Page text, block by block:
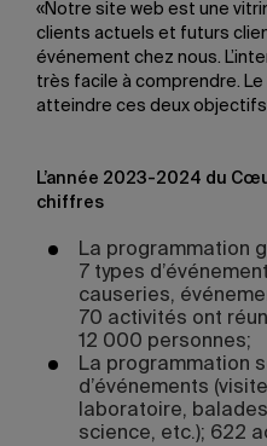
«Notre site web est une
clients actuels et futurs
événement chez nous.
très facile à comprendre. Le
atteindre ces deux
L’année 2023-2024 du
chiffres
La programmation
7 types
causeries,
70 activités ont
12 000 personnes;
La programmation
d’événements
laboratoire,
science, etc.); 622